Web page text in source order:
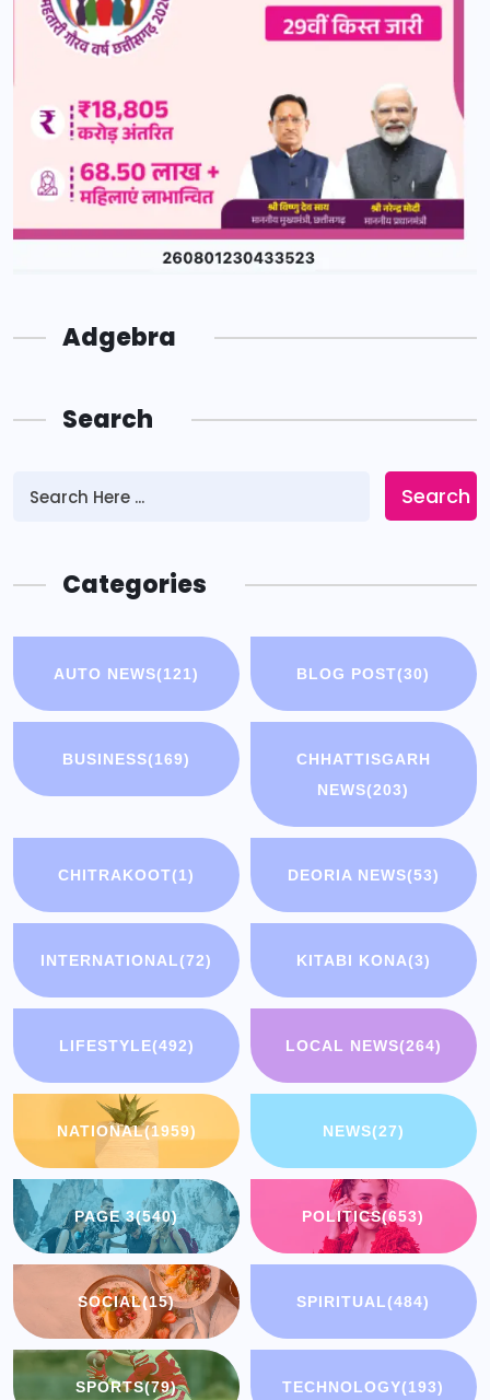
Adgebra
Search
Search
Categories
AUTO NEWS(121) BLOG POST(30)
BUSINESS(169)
CHHATTISGARH
NEWS(203)
CHITRAKOOT(1) DEORIA NEWS(53)
INTERNATIONAL(72) KITABI KONA(3)
LIFESTYLE(492) LOCAL NEWS(264)
NATIONAL(1959) NEWS(27)
PAGE 3(540) POLITICS(653)
SOCIAL(15) SPIRITUAL(484)
SPORTS(79) TECHNOLOGY(193)